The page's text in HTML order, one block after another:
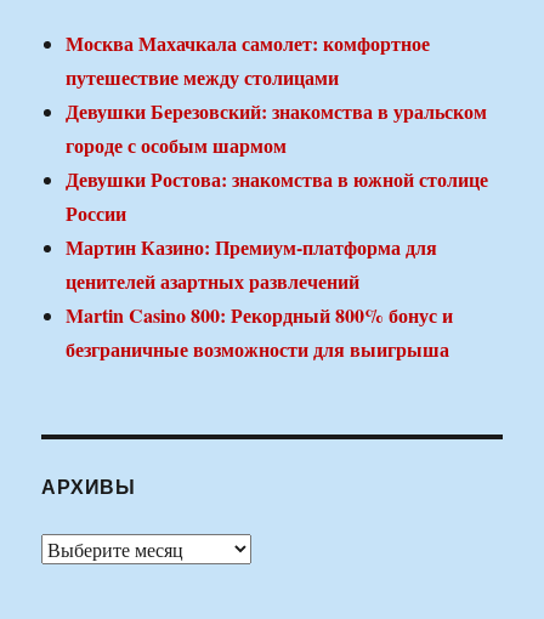
Москва Махачкала самолет: комфортное
путешествие между столицами
Девушки Березовский: знакомства в уральском
городе с особым шармом
Девушки Ростова: знакомства в южной столице
России
Мартин Казино: Премиум-платформа для
ценителей азартных развлечений
Martin Casino 800: Рекордный 800% бонус и
безграничные возможности для выигрыша
АРХИВЫ
Архивы